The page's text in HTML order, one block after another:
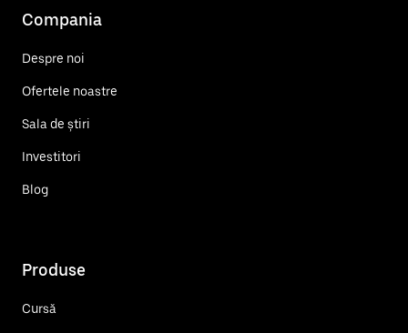
Compania
Despre noi
Ofertele noastre
Sala de știri
Investitori
Blog
Produse
Cursă